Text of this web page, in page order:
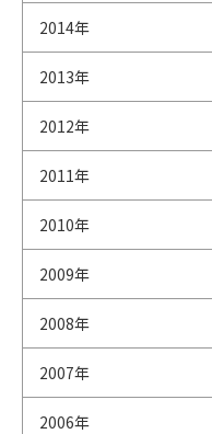
2014年
2013年
2012年
2011年
2010年
2009年
2008年
2007年
2006年